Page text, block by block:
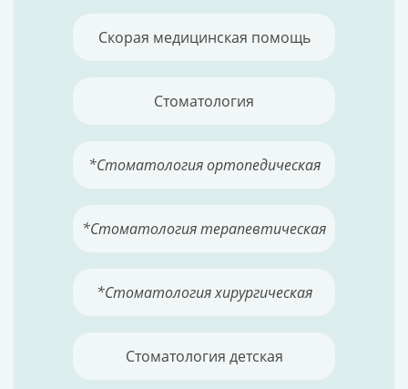
Скорая медицинская помощь
Стоматология
*Стоматология ортопедическая
*Стоматология терапевтическая
*Стоматология хирургическая
Стоматология детская